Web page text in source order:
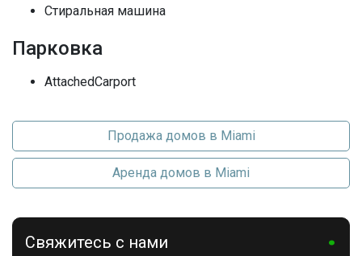
Последние изменения
Стиральная машина
Парковка
AttachedCarport
Продажа домов в Miami
Аренда домов в Miami
Свяжитесь с нами